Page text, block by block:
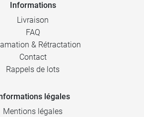
Informations
Livraison
FAQ
& Rétractation
Contact
Rappels de lots
légales
Mentions légales